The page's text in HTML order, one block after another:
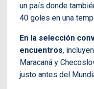
un país donde
40 goles en una
En la selección
encuentros,
Maracaná y
justo antes del